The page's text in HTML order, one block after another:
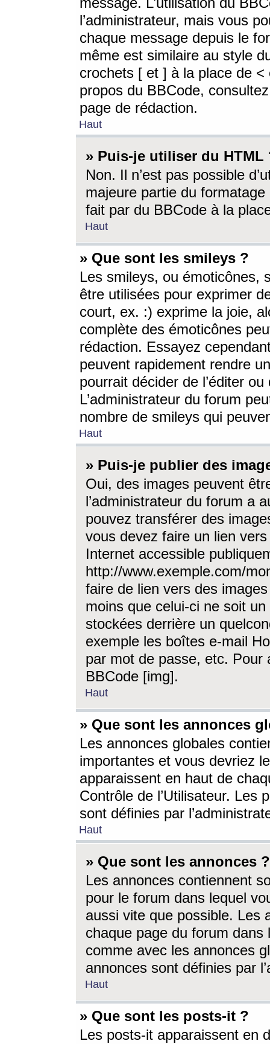
l’administrateur, mais vous
chaque message depuis le
même est similaire au style
crochets [ et ] à la place de <
propos du BBCode,
page de rédaction.
Haut
» Puis-je utiliser du HTML
Non. Il n’est pas possible
majeure partie du
fait par du BBCode à la
Haut
» Que sont les smileys ?
Les smileys, ou émoticônes,
être utilisées pour exprimer
court, ex. :) exprime la joie,
complète des émoticônes
rédaction. Essayez
peuvent rapidement rendre
pourrait décider de l’éditer
L’administrateur du forum
nombre de smileys qui
Haut
» Puis-je publier des
Oui, des images peuvent
l’administrateur du forum a
pouvez transférer des
vous devez faire un lien
Internet accessible
http://www.exemple.com/
faire de lien vers des
moins que celui-ci ne soit
stockées derrière un
exemple les boîtes e-mail
par mot de passe, etc. Pour
BBCode [img].
Haut
» Que sont les annonces
Les annonces globales
importantes et vous devriez
apparaissent en haut de
Contrôle de l’Utilisateur. Les
sont définies par
Haut
» Que sont les annonces ?
Les annonces contiennent
pour le forum dans lequel
aussi vite que possible. Les
chaque page du forum dans
comme avec les annonces
annonces sont définies par
Haut
» Que sont les posts-it ?
Les posts-it apparaissent en